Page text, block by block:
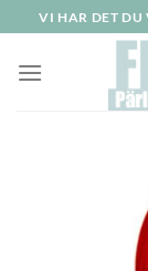
to
content
VI HAR DET DU